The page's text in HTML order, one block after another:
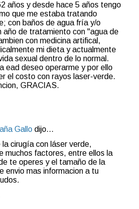
años y desde hace 5 años tengo
que me estaba tratando
con baños de agua fría y/o
año de tratamiento con "agua de
con medicina artifical,
mi dieta y actualmente
sexual dentro de lo normal.
ead deseo operarme y por ello
el costo con rayos laser-verde.
GRACIAS.
Gallo dijo…
cirugía con láser verde,
muchos factores, entre ellos la
te operes y el tamaño de la
envio mas informacion a tu